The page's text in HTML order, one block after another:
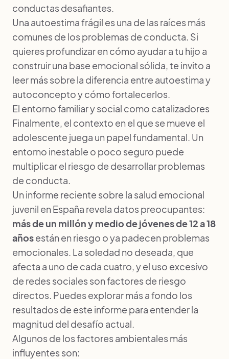
conductas desafiantes.
Una autoestima frágil es una de las raíces más
comunes de los problemas de conducta. Si
quieres profundizar en cómo ayudar a tu hijo a
construir una base emocional sólida, te invito a
leer más sobre la diferencia entre autoestima y
autoconcepto y cómo fortalecerlos
El entorno familiar y social como catalizadores
Finalmente, el contexto en el que se mueve el
adolescente juega un papel fundamental. Un
entorno inestable o poco seguro puede
multiplicar el riesgo de desarrollar problemas
de conducta.
Un informe reciente sobre la salud emocional
juvenil en España revela datos preocupantes:
más de un millón y medio de jóvenes de 12 a 18
añosestán en riesgo o ya padecen problemas
emocionales. La soledad no deseada, que
afecta a uno de cada cuatro, y el uso excesivo
de redes sociales son factores de riesgo
directos. Puedes explorar más a fondo los
resultados de este informe para entender la
magnitud del desafío actual.
Algunos de los factores ambientales más
influyentes son: